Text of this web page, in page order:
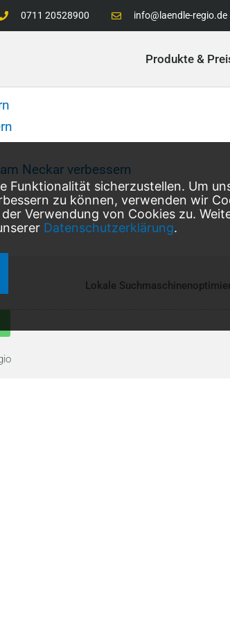
0711 20528900 info@laendle-regio.de
Produkte &
Neckar verbessern
Lokale
Funktionalität sicherzustellen. Um
zu können, verwenden wir
Verwendung von Cookies zu.
Datenschutzerklärung.